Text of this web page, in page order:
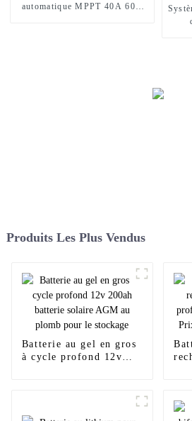
automatique MPPT 40A 60A
Produits Les Plus Vendus
Batterie au gel en gros
à cycle profond 12v